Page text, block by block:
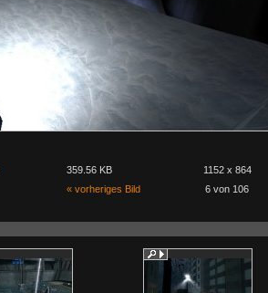
359.56 KB 1152 x 864
« vorheriges Bild 6 von 106